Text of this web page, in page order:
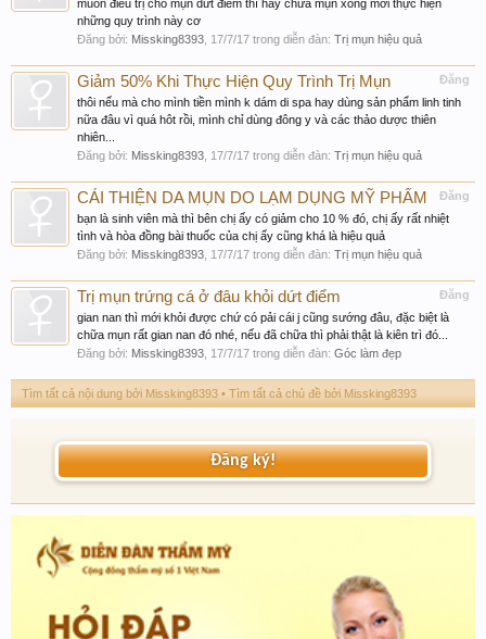
muốn điều trị cho mụn dứt điểm thì hãy chữa mụn xong mới thực hiện
những quy trình này cơ
Đăng bởi: Missking8393 17/7/17 trong diễn đàn: Trị mụn hiệu quả
Đăng
Giảm 50% Khi Thực Hiện Quy Trình Trị Mụn
thôi nếu mà cho mình tiền mình k dám di spa hay dùng sản phẩm linh tinh
nữa đâu vì quá hôt rồi, mình chỉ dùng đông y và các thảo dược thiên
nhiên...
Đăng bởi: Missking8393 17/7/17 trong diễn đàn: Trị mụn hiệu quả
Đăng
CẢI THIỆN DA MỤN DO LẠM DỤNG MỸ PHẨM
bạn là sinh viên mà thì bên chị ấy có giảm cho 10 % đó, chị ấy rất nhiệt
tình và hòa đồng bài thuốc của chị ấy cũng khá là hiệu quả
Đăng bởi: Missking8393 17/7/17 trong diễn đàn: Trị mụn hiệu quả
Đăng
Trị mụn trứng cá ở đâu khỏi dứt điểm
gian nan thì mới khỏi được chứ có pải cái j cũng sướng đâu, đặc biệt là
chữa mụn rất gian nan đó nhé, nếu đã chữa thì phải thật là kiên trì đó...
Đăng bởi: Missking8393 17/7/17 trong diễn đàn: Góc làm đẹp
Tìm tất cả nội dung bởi Missking8393 Tìm tất cả chủ đề bởi Missking8393
Đăng ký!